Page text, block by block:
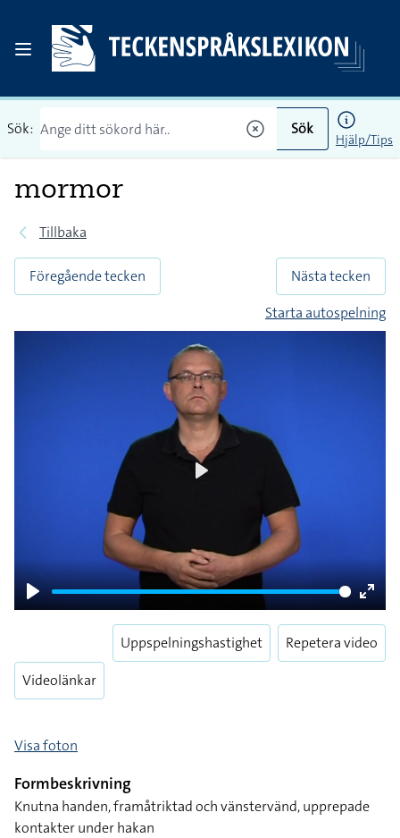
Sök: Sök
Hjälp/Tips
mormor
Tillbaka
Föregående tecken
Nästa tecken
Starta autospelning
Play
Enter
Videolänkar
Uppspelningshastighet Repetera video
Visa foton
Formbeskrivning
Knutna handen, framåtriktad och vänstervänd, upprepade
kontakter under hakan